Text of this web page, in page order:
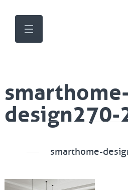
smarthome-
design270-
smarthome-